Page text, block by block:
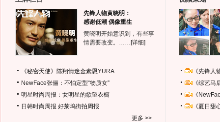
先锋人物黄晓明：
感谢低潮 偶像重生
黄晓明开始意识到，有些事
情需要改变。…… [详细]
《秘密天使》陈翔情迷金素恩YURA
NewFace张俪：不怕定型“物质女”
明星时尚周报：女明星的欲望衣橱
日韩时尚周报 好莱坞街拍周报
更多 >>
《先锋
《综艺
《
《夏日